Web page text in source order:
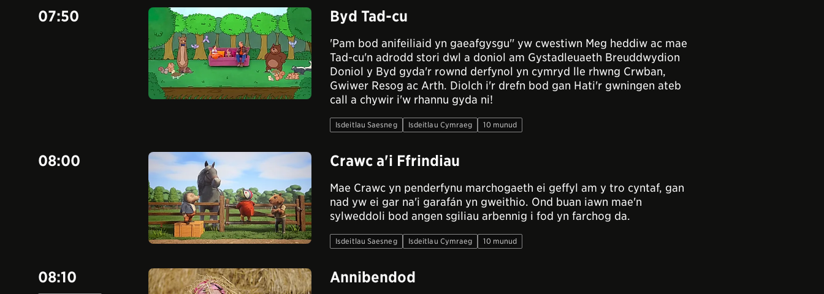
07:50 Byd Tad-cu
'Pam bod anifeiliaid yn gaeafgysgu'' yw cwestiwn Meg heddiw ac mae
Tad-cu'n adrodd stori dwl a doniol am Gystadleuaeth Breuddwydion
Doniol y Byd gyda'r rownd derfynol yn cymryd lle rhwng Crwban,
Gwiwer Resog ac Arth. Diolch i'r drefn bod gan Hati'r gwningen ateb
call a chywir i'w rhannu gyda ni!
Isdeitlau Saesneg Isdeitlau Cymraeg 10 munud
08:00 Crawc a'i Ffrindiau
Mae Crawc yn penderfynu marchogaeth ei geffyl am y tro cyntaf, gan
nad yw ei gar na'i garafán yn gweithio. Ond buan iawn mae'n
sylweddoli bod angen sgiliau arbennig i fod yn farchog da.
Isdeitlau Saesneg Isdeitlau Cymraeg 10 munud
08:10 Annibendod